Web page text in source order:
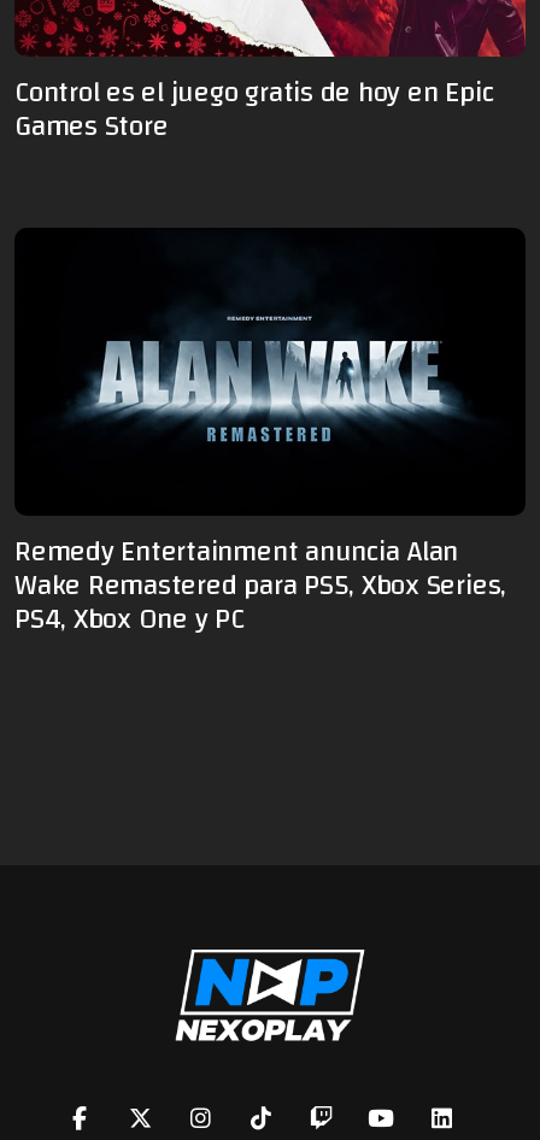
Control es el juego gratis de hoy en Epic
Games Store
Remedy Entertainment anuncia Alan
Wake Remastered para PS5, Xbox Series,
PS4, Xbox One y PC